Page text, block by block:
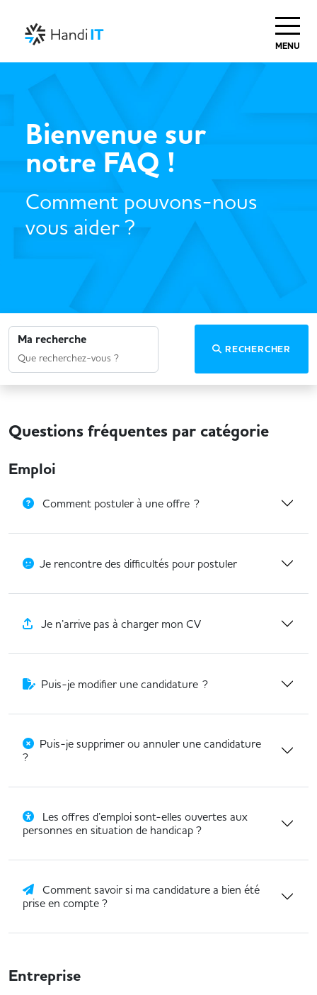
MENU
Bienvenue sur
notre FAQ !
Comment pouvons-nous
vous aider ?
Ma recherche
RECHERCHER
Questions fréquentes par catégorie
Emploi
Comment postuler à une offre ?
Je rencontre des difficultés pour postuler
Je n’arrive pas à charger mon CV
Puis-je modifier une candidature ?
Puis-je supprimer ou annuler une candidature
?
Les offres d’emploi sont-elles ouvertes aux
personnes en situation de handicap ?
Comment savoir si ma candidature a bien été
prise en compte ?
Entreprise